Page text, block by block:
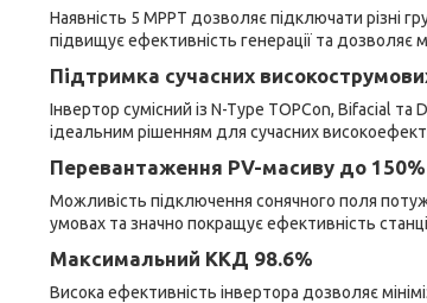
Наявність 5 MPPT дозволяє підключати різні
підвищує ефективність генерації та
Підтримка сучасних
Інвертор сумісний із N-Type TOPCon, Bifacial
ідеальним рішенням для сучасних
Перевантаження PV-масиву до 150%
Можливість підключення сонячного поля
умовах та значно покращує ефективність
Максимальний ККД 98.6%
Висока ефективність інвертора дозволяє